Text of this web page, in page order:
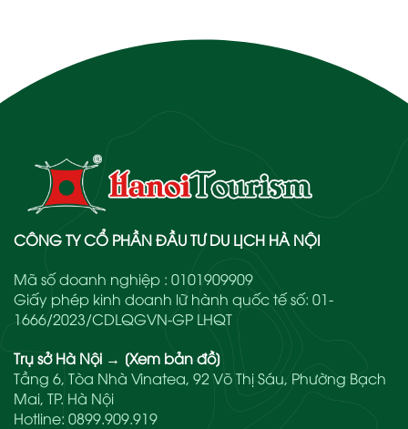
CÔNG TY CỔ PHẦN ĐẦU TƯ DU LỊCH HÀ NỘI
Mã số doanh nghiệp : 0101909909
Giấy phép kinh doanh lữ hành quốc tế số: 01-
1666/2023/CDLQGVN-GP LHQT
Trụ sở Hà Nội → [Xem bản đồ]
Tầng 6, Tòa Nhà Vinatea, 92 Võ Thị Sáu, Phường Bạch
Mai, TP. Hà Nội
Hotline: 0899.909.919